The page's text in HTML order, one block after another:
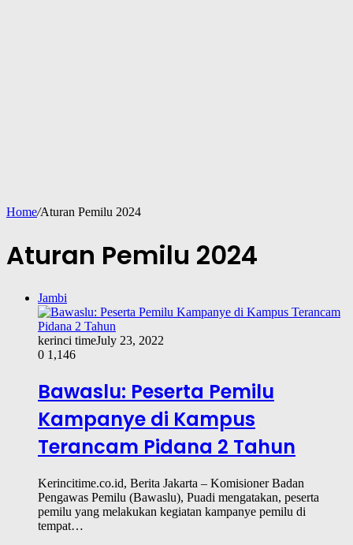
Home/Aturan Pemilu 2024
Aturan Pemilu 2024
Jambi
kerinci timeJuly 23, 2022
0 1,146
Bawaslu: Peserta Pemilu
Kampanye di Kampus
Terancam Pidana 2 Tahun
Kerincitime.co.id, Berita Jakarta – Komisioner Badan
Pengawas Pemilu (Bawaslu), Puadi mengatakan, peserta
pemilu yang melakukan kegiatan kampanye pemilu di
tempat…